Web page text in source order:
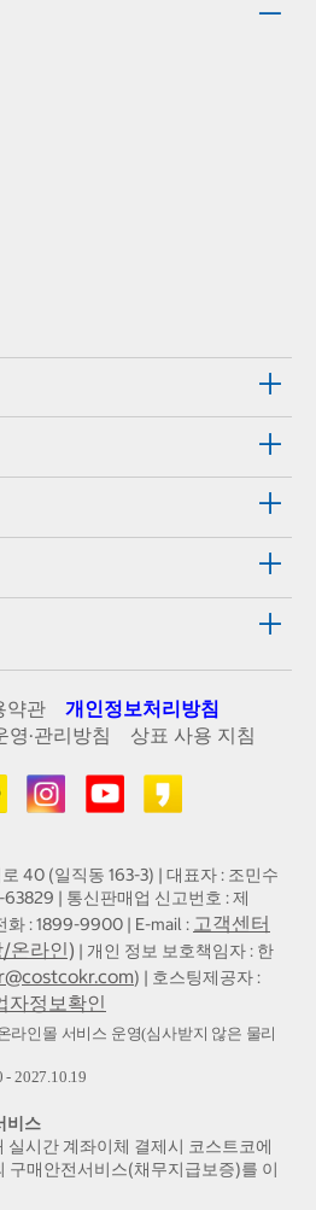
약관
개인정보처리방침
·관리방침
상표 사용 지침
40 (일직동 163-3) | 대표자 : 조민수
63829 | 통신판매업 신고번호 : 제
화 : 1899-9900 | E-mail : 고객센터
온라인) | 개인 정보 보호책임자 : 한
) | 호스팅제공자 :
자정보확인
라인몰 서비스 운영(심사받지 않은 물리
2027.10.19
비스
실시간 계좌이체 결제시 코스트코에
구매안전서비스(채무지급보증)를 이